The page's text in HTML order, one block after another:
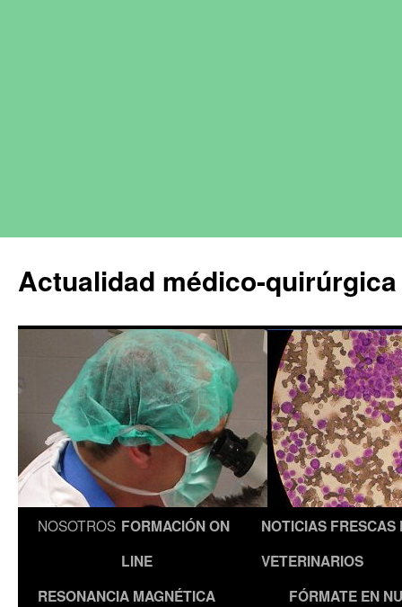
Actualidad médico-
NOSOTROS FORMACIÓN ON
LINE
NOTICIAS FRESCAS
VETERINARIOS
RESONANCIA MAGNÉTICA
FÓRMATE EN